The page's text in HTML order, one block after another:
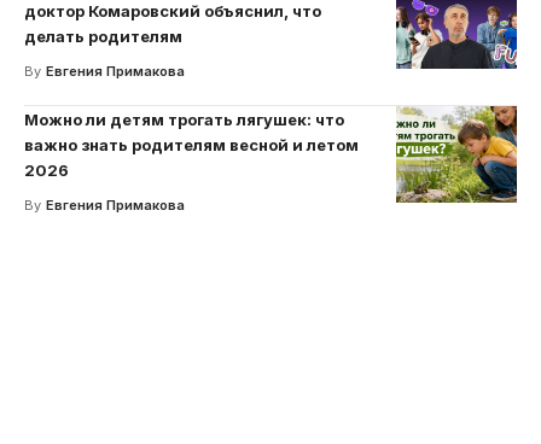
доктор Комаровский объяснил, что
делать родителям
By Евгения Примакова
Можно ли детям трогать лягушек: что
важно знать родителям весной и летом
2026
By Евгения Примакова